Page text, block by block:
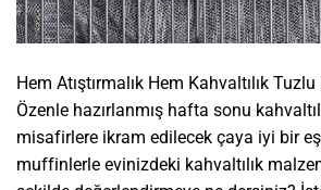
Hem Atıştırmalık Hem Kahvaltılık
Özenle hazırlanmış hafta sonu
misafirlere ikram edilecek çaya iyi bir
muffinlerle evinizdeki kahvaltılık